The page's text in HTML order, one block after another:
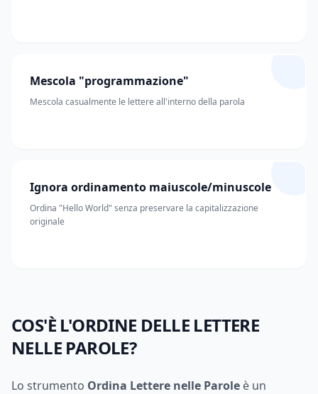
Mescola "programmazione"
Mescola casualmente le lettere all'interno della parola
Ignora ordinamento maiuscole/minuscole
Ordina "Hello World" senza preservare la capitalizzazione
originale
COS'È L'ORDINE DELLE LETTERE
NELLE PAROLE?
Lo strumento Ordina Lettere nelle Parole è un